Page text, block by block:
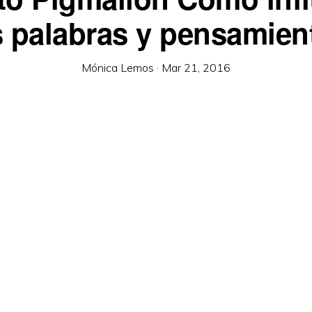
palabras y
Mónica Lemos · Mar 21, 2016